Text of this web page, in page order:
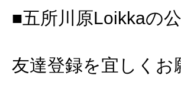
■五所川原Loikkaの
友達登録を宜しくお